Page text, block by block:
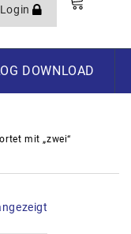
Login
DOWNLOAD
mit „zwei“